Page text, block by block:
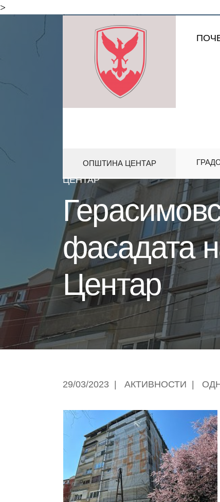
>
ОПШТИНА ЦЕНТАР
HOME АКТИВНОСТИ
ЦЕНТАР
фасадата
Центар
29/03/2023 АКТИВНОСТИ